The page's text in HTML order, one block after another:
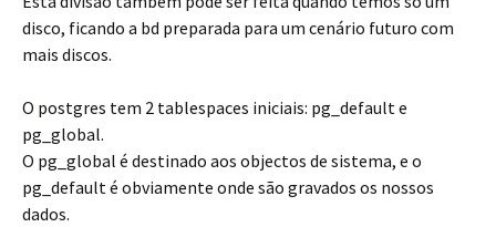
disco, ficando a bd preparada para um cenário futuro com
mais discos.
O postgres tem 2 tablespaces iniciais: pg_default e
pg_global.
O pg_global é destinado aos objectos de sistema, e o
pg_default é obviamente onde são gravados os nossos
dados.